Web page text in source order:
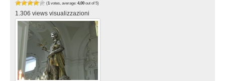
(1 votes, average: 4,00 out of 5)
1.306 views visualizzazioni